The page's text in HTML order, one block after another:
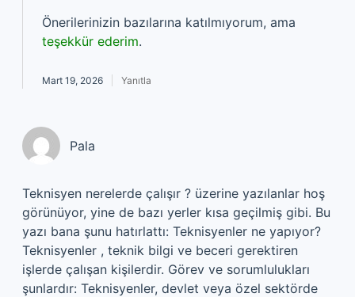
Önerilerinizin bazılarına katılmıyorum, ama
teşekkür ederim.
Mart 19, 2026 Yanıtla
Pala
Teknisyen nerelerde çalışır ? üzerine yazılanlar hoş
görünüyor, yine de bazı yerler kısa geçilmiş gibi. Bu
yazı bana şunu hatırlattı: Teknisyenler ne yapıyor?
Teknisyenler , teknik bilgi ve beceri gerektiren
işlerde çalışan kişilerdir. Görev ve sorumlulukları
şunlardır: Teknisyenler, devlet veya özel sektörde